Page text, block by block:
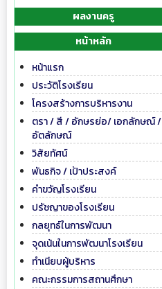
ผลงานครู
หน้าหลัก
หน้าแรก
ประวัติโรงเรียน
โครงสร้างการบริหารงาน
ตรา / สี / อักษรย่อ/ เอกลักษณ์ /
อัตลักษณ์
วิสัยทัศน์
พันธกิจ / เป้าประสงค์
คำขวัญโรงเรียน
ปรัชญาของโรงเรียน
กลยุทธ์ในการพัฒนา
จุดเน้นในการพัฒนาโรงเรียน
ทำเนียบผู้บริหาร
คณะกรรมการสถานศึกษา